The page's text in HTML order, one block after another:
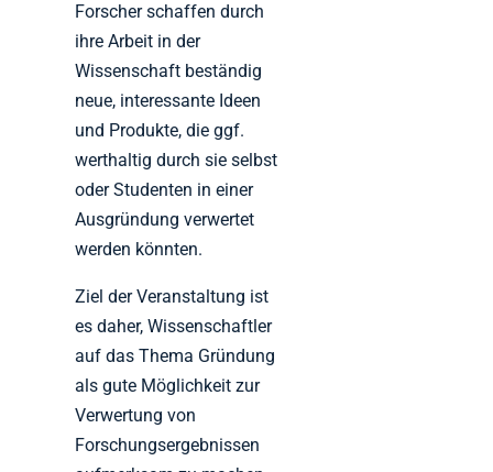
Forscher schaffen durch
ihre Arbeit in der
Wissenschaft beständig
neue, interessante Ideen
und Produkte, die ggf.
werthaltig durch sie selbst
oder Studenten in einer
Ausgründung verwertet
werden könnten.
Ziel der Veranstaltung ist
es daher, Wissenschaftler
auf das Thema Gründung
als gute Möglichkeit zur
Verwertung von
Forschungsergebnissen